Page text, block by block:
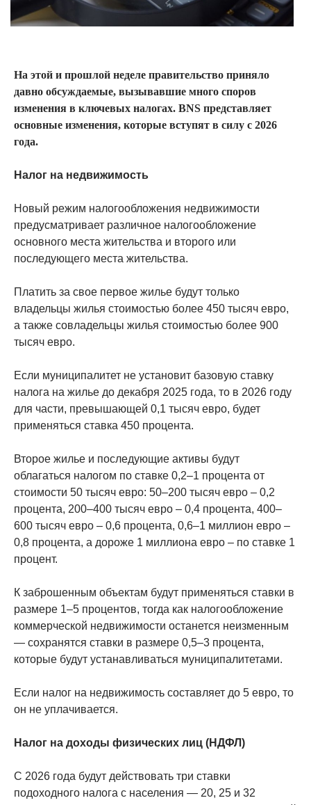
На этой и прошлой неделе правительство приняло
давно обсуждаемые, вызывавшие много споров
изменения в ключевых налогах. BNS представляет
основные изменения, которые вступят в силу с 2026
года.
Налог на недвижимость
Новый режим налогообложения недвижимости
предусматривает различное налогообложение
основного места жительства и второго или
последующего места жительства.
Платить за свое первое жилье будут только
владельцы жилья стоимостью более 450 тысяч евро,
а также совладельцы жилья стоимостью более 900
тысяч евро.
Если муниципалитет не установит базовую ставку
налога на жилье до декабря 2025 года, то в 2026 году
для части, превышающей 0,1 тысяч евро, будет
применяться ставка 450 процента.
Второе жилье и последующие активы будут
облагаться налогом по ставке 0,2–1 процента от
стоимости 50 тысяч евро: 50–200 тысяч евро – 0,2
процента, 200–400 тысяч евро – 0,4 процента, 400–
600 тысяч евро – 0,6 процента, 0,6–1 миллион евро –
0,8 процента, а дороже 1 миллиона евро – по ставке 1
процент.
К заброшенным объектам будут применяться ставки в
размере 1–5 процентов, тогда как налогообложение
коммерческой недвижимости останется неизменным
— сохранятся ставки в размере 0,5–3 процента,
которые будут устанавливаться муниципалитетами.
Если налог на недвижимость составляет до 5 евро, то
он не уплачивается.
Налог на доходы физических лиц (НДФЛ)
С 2026 года будут действовать три ставки
подоходного налога с населения — 20, 25 и 32